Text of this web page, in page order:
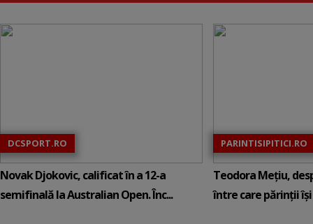
DCSPORT.RO
Novak Djokovic, calificat în a 12-a
semifinală la Australian Open. Înc...
PARINTISIPITICI.RO
Teodora Mețiu,
între care părinții își